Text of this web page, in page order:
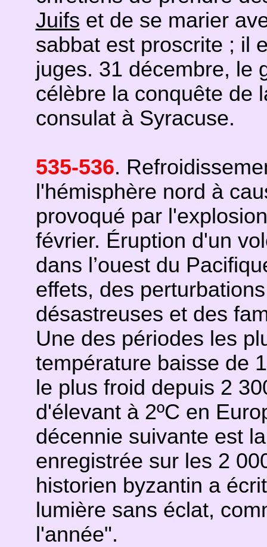
Juifs et de se marier
sabbat est proscrite ; il
juges. 31 décembre, le
célèbre la conquête de
consulat à Syracuse.
535-536.
l'hémisphère nord à
provoqué par
février. Éruption d'un
dans l’ouest du
effets, des
désastreuses et des
Une des périodes les
température baisse de
le plus froid depuis 2
d'élevant à 2ºC en
décennie suivante est
enregistrée sur les 2
historien byzantin a
lumière sans éclat,
l'année".